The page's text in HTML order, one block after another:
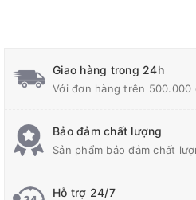
Giao hàng trong 24h
Với đơn hàng trên 500.000
Bảo đảm chất lượng
Sản phẩm bảo đảm chất
Hỗ trợ 24/7